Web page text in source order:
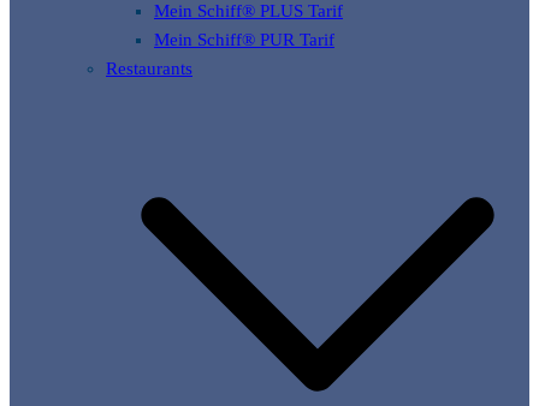
Mein Schiff® PLUS Tarif
Mein Schiff® PUR Tarif
Restaurants